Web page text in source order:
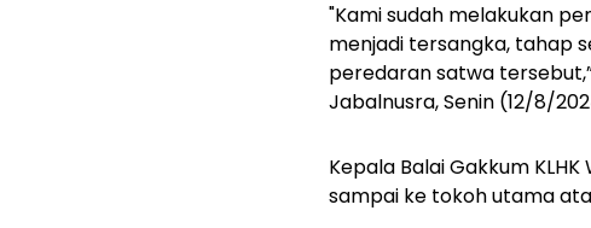
"Kami sudah melakukan
menjadi tersangka, tahap
peredaran satwa
Jabalnusra, Senin (12/8/
Kepala Balai Gakkum
sampai ke tokoh utama